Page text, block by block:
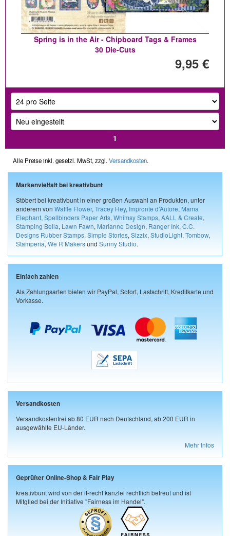
Spring is in the Air - Chipboard Tags & Frames
30 Die-Cuts
9,95 €
1
Alle Preise inkl. gesetzl. MwSt, zzgl. Versandkosten.
Markenvielfalt bei kreativbunt
Stöbert bei kreativbunt in einer großen Auswahl an Produkten, unter
anderem von Waffle Flower, Tracey Hey, Impronte d'Autore, Mama
Elephant, Spellbinders Paper Arts, Whimsy Stamps, AALL & Create,
Stamping Bella, Lawn Fawn, Marianne Design, Ranger Ink, C.C.
Designs Rubber Stamps, Simple Stories, Sizzix, StudioLight, Tombow,
Stamperia, We R Makersund Sunny Studio.
Einfach zahlen
Als Zahlungsarten bieten wir PayPal, Sofort, Lastschrift, Kreditkarte und
Vorkasse.
Versandkosten
Versandkostenfrei ab 80 EUR nach Deutschland, ab 200 EUR in
ausgewählte EU-Länder.
Mehr Infos
Geprüfter Online-Shop & Fair Play
kreativbunt wird von der it-recht kanzlei rechtlich betreut und ist
Mitglied bei der Initiative "Fairness im Handel".